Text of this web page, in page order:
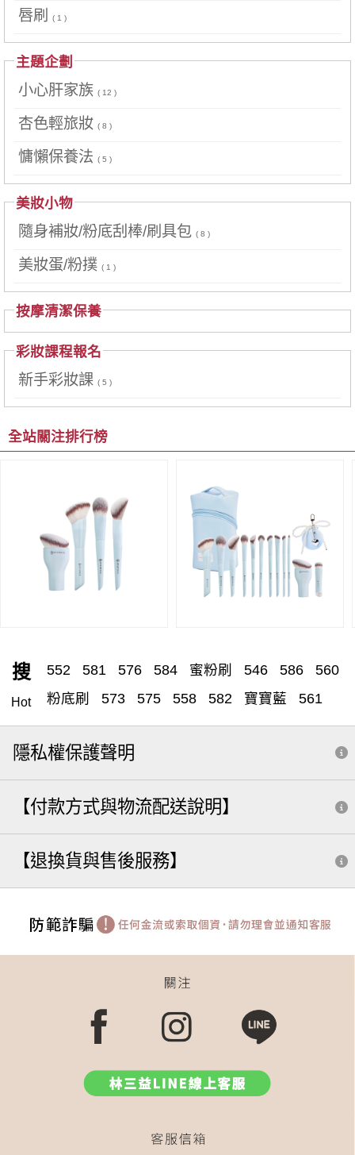
唇刷 ( 1 )
主題企劃
小心肝家族 ( 12 )
杏色輕旅妝 ( 8 )
慵懶保養法 ( 5 )
美妝小物
隨身補妝/粉底刮棒/刷具包 ( 8 )
美妝蛋/粉撲 ( 1 )
按摩清潔保養
彩妝課程報名
新手彩妝課 ( 5 )
全站關注排行榜
搜
Hot
552 581 576 584 蜜粉刷 546 586
560
粉底刷
573 575 558 582 寶寶藍
561
腮紅
557 遮瑕刷 555 蜜粉 531
551
530
572 579
粉底液
566 粉底刮 549 588 571
筆刷
570
585 收納 小水滴 505
粉樸
535 修容 膏狀眼影
鼻影刷
眉刷 修修刷 斜角底妝刷 刷具
502
補妝法寶推薦 dcard
粉底刮棒 589
隨型
503
迷你 刷具
577 583
小水滴粉餅刷
內雙
粉底刷 扁刷
鼻影修修刷 液態腮紅
543 火苗刷 cli 牙刷
雙斜面
隱私權保護聲明
【付款方式與物流配送說明】
【退換貨與售後服務】